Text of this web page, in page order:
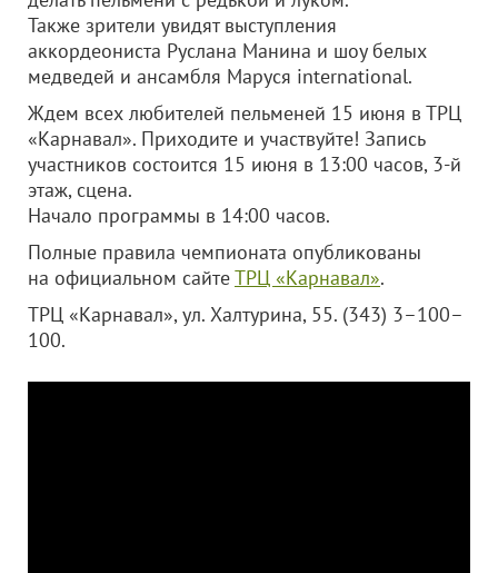
Также зрители увидят выступления
аккордеониста Руслана Манина и шоу белых
медведей и ансамбля Маруся international.
Ждем всех любителей пельменей 15 июня в ТРЦ
«Карнавал». Приходите и участвуйте! Запись
участников состоится 15 июня в 13:00 часов, 3-й
этаж, сцена.
Начало программы в 14:00 часов.
Полные правила чемпионата опубликованы
на официальном сайтеТРЦ «Карнавал».
ТРЦ «Карнавал», ул. Халтурина, 55. (343) 3–100–
100.